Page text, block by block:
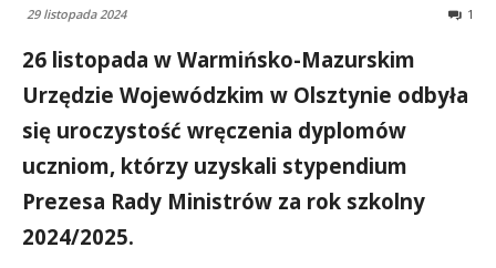
29 listopada 2024 1
26 listopada w Warmińsko-Mazurskim
Urzędzie Wojewódzkim w Olsztynie odbyła
się uroczystość wręczenia dyplomów
uczniom, którzy uzyskali stypendium
Prezesa Rady Ministrów za rok szkolny
2024/2025.